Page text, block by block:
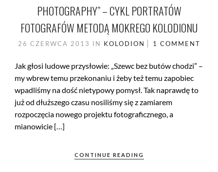
PHOTOGRAPHY” – CYKL PORTRATÓW
FOTOGRAFÓW METODĄ MOKREGO KOLODIONU
26 CZERWCA 2013 IN KOLODION 1 COMMENT
Jak głosi ludowe przysłowie: „Szewc bez butów chodzi” –
my wbrew temu przekonaniu i żeby też temu zapobiec
wpadliśmy na dość nietypowy pomysł. Tak naprawdę to
już od dłuższego czasu nosiliśmy się z zamiarem
rozpoczęcia nowego projektu fotograficznego, a
mianowicie […]
CONTINUE READING